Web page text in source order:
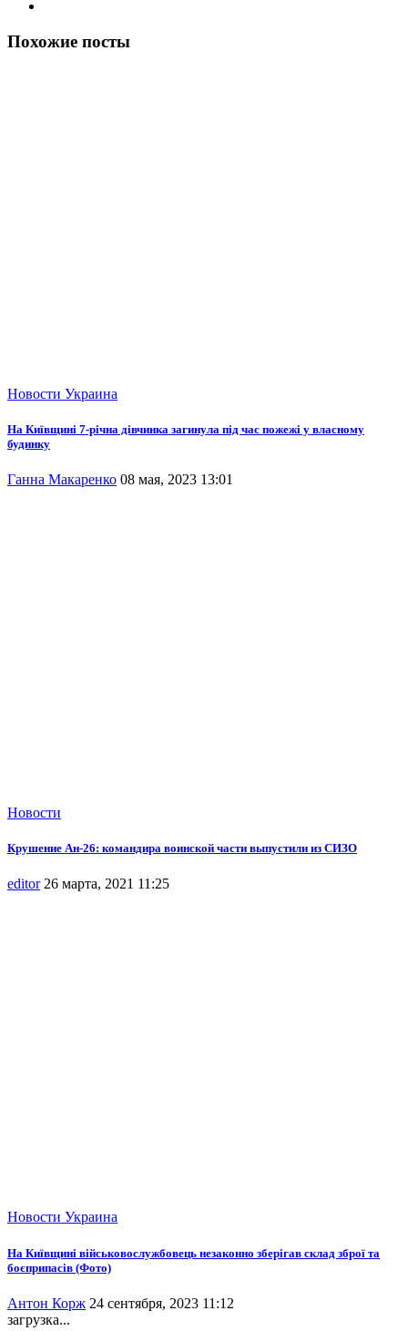
Похожие посты
Новости Украина
На Київщині 7-річна дівчинка загинула під час пожежі у власному
будинку
Ганна Макаренко 08 мая, 2023 13:01
Новости
Крушение Ан-26: командира воинской части выпустили из СИЗО
editor 26 марта, 2021 11:25
Новости Украина
На Київщині військовослужбовець незаконно зберігав склад зброї та
боєприпасів (Фото)
Антон Корж 24 сентября, 2023 11:12
загрузка...